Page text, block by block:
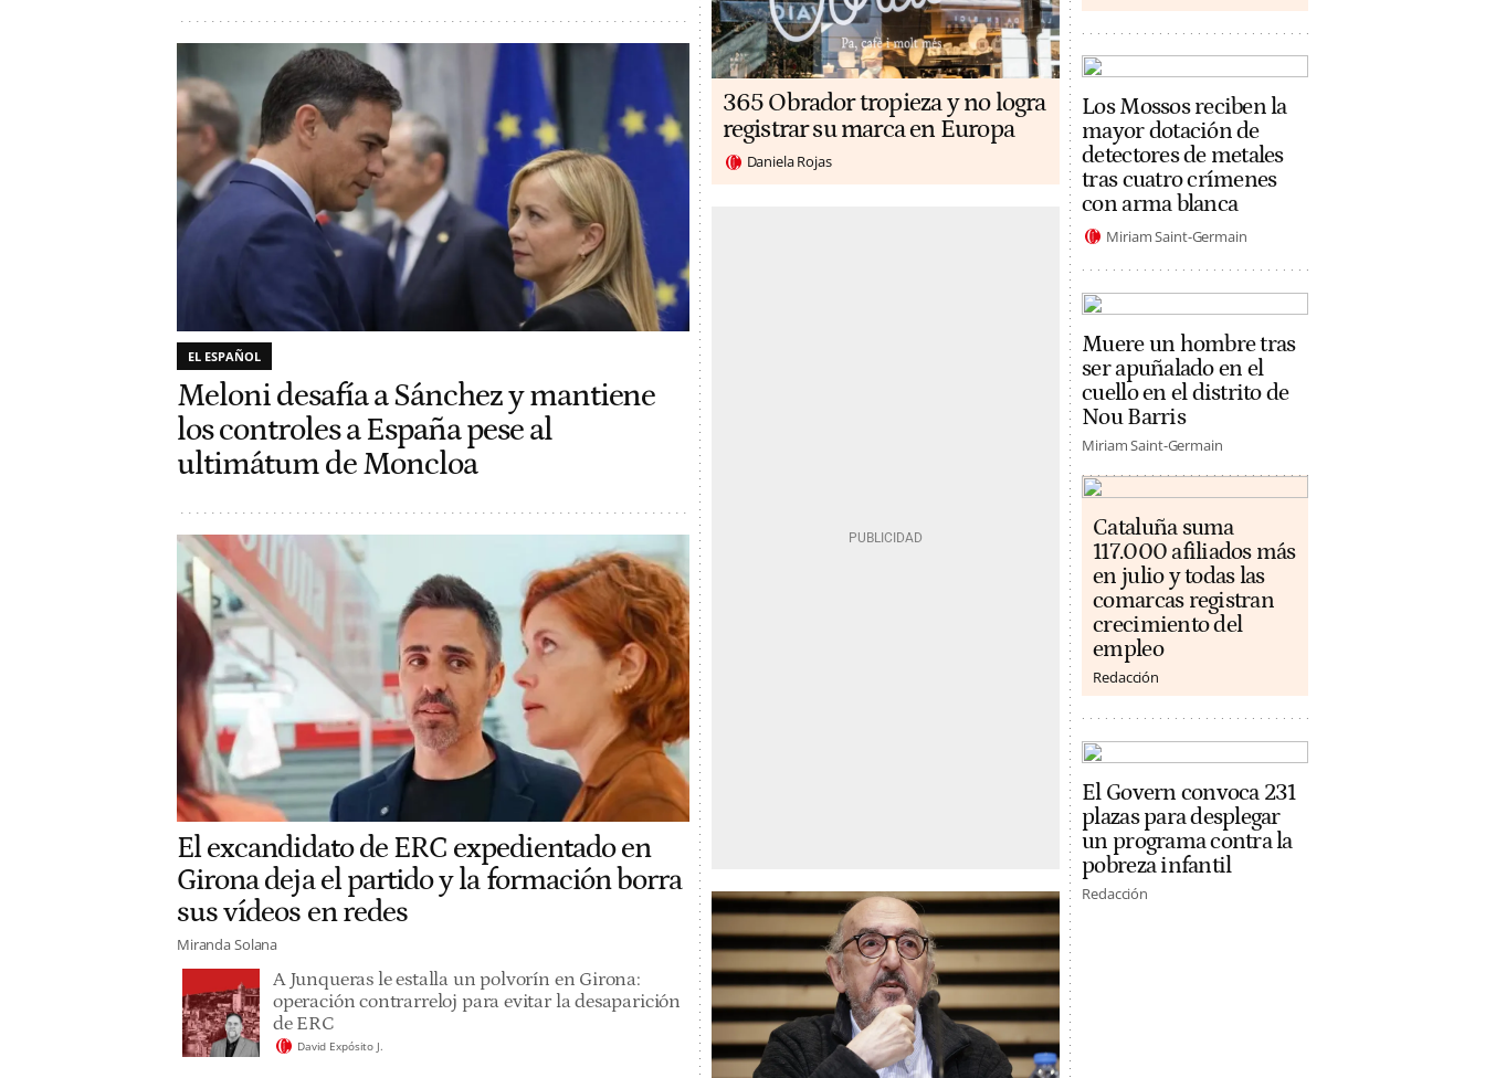
EL ESPAÑOL
Meloni desafía a Sánchez y mantiene
los controles a España pese al
ultimátum de Moncloa
El excandidato de ERC expedientado en
Girona deja el partido y la formación borra
sus vídeos en redes
Miranda Solana
A Junqueras le estalla un polvorín en Girona:
operación contrarreloj para evitar la desaparición
de ERC
David Expósito J.
365 Obrador tropieza y no logra
registrar su marca en Europa
Daniela Rojas
Los Mossos reciben la
mayor dotación de
detectores de metales
tras cuatro crímenes
con arma blanca
Miriam Saint-Germain
Muere un hombre tras
ser apuñalado en el
cuello en el distrito de
Nou Barris
Miriam Saint-Germain
Cataluña suma
117.000 afiliados más
en julio y todas las
comarcas registran
crecimiento del
empleo
Redacción
El Govern convoca 231
plazas para desplegar
un programa contra la
pobreza infantil
Redacción